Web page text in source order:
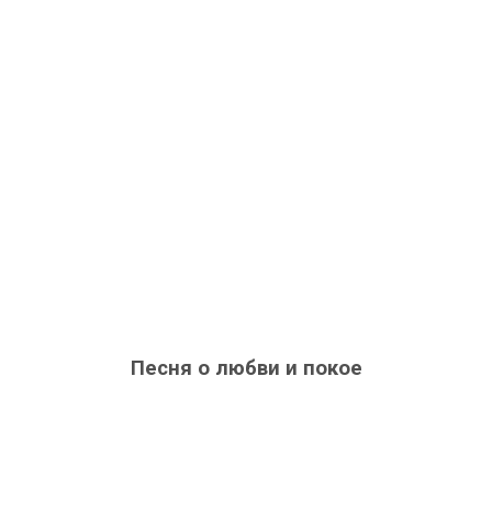
Песня о любви и покое